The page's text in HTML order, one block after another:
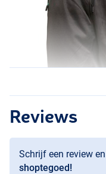
Reviews
Schrijf een review
shoptegoed!